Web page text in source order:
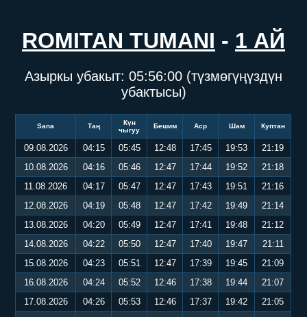
ROMITAN TUMANI - 1 АЙ
Азыркы убакыт: 05:56:00 (түзмөгүңүздүн
убактысы)
Sana Таң
Күн
чыгуу
Бешим Аср Шам Куптан
09.08.2026 04:15 05:45 12:48 17:45 19:53
21:19
10.08.2026
04:16 05:46 12:47 17:44 19:52
21:18
11.08.2026
04:17 05:47 12:47 17:43 19:51
21:16
12.08.2026
04:19 05:48 12:47 17:42 19:49
21:14
13.08.2026
04:20 05:49 12:47 17:41 19:48
21:12
14.08.2026
04:22 05:50 12:47 17:40 19:47
21:11
15.08.2026
04:23 05:51 12:47 17:39 19:45
21:09
16.08.2026
04:24 05:52 12:46 17:38 19:44
21:07
17.08.2026
04:26 05:53 12:46 17:37 19:42
21:05